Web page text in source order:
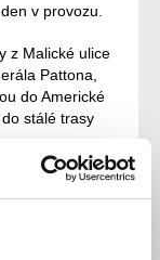
v provozu.
z Malické ulice
Pattona,
do Americké
stálé trasy
linky
od Bílé Hory
hlavnímu